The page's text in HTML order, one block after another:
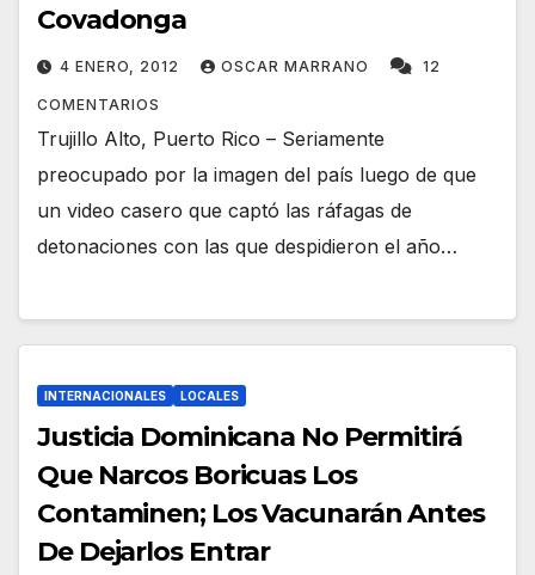
Covadonga
4 ENERO, 2012 OSCAR MARRANO 12
COMENTARIOS
Trujillo Alto, Puerto Rico – Seriamente
preocupado por la imagen del país luego de que
un video casero que captó las ráfagas de
detonaciones con las que despidieron el año…
INTERNACIONALES LOCALES
Justicia Dominicana No Permitirá
Que Narcos Boricuas Los
Contaminen; Los Vacunarán Antes
De Dejarlos Entrar